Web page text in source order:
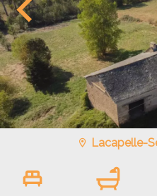
Lacapelle-